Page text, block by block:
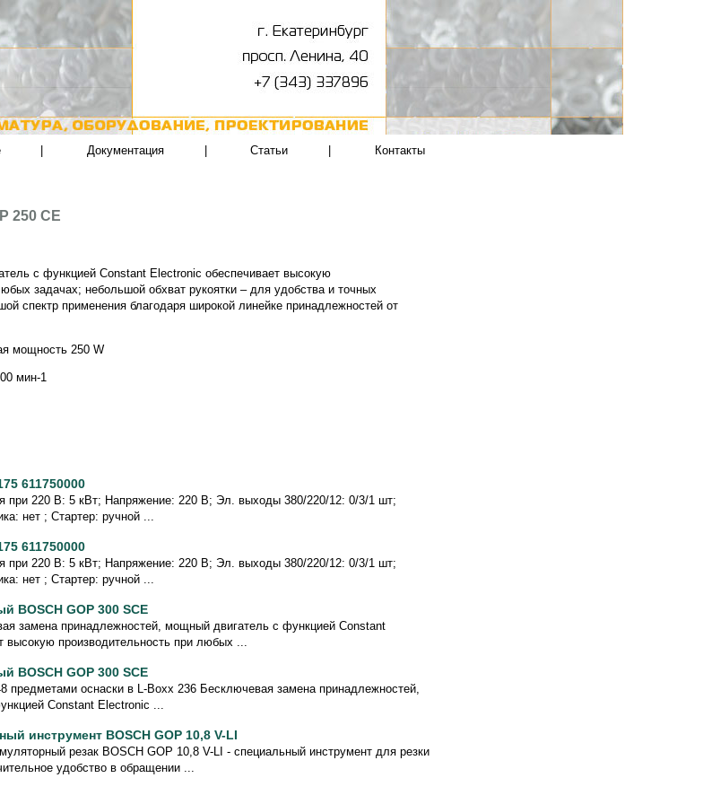
Документация Статьи Контакты
250 CE
с функцией Constant Electronic обеспечивает высокую
задачах; небольшой обхват рукоятки – для удобства и точных
спектр применения благодаря широкой линейке принадлежностей от
мощность 250 W
мин-1
611750000
при 220 В: 5 кВт; Напряжение: 220 В; Эл. выходы 380/220/12: 0/3/1 шт;
нет ; Стартер: ручной ...
611750000
при 220 В: 5 кВт; Напряжение: 220 В; Эл. выходы 380/220/12: 0/3/1 шт;
нет ; Стартер: ручной ...
BOSCH GOP 300 SCE
замена принадлежностей, мощный двигатель с функцией Constant
высокую производительность при любых ...
BOSCH GOP 300 SCE
оснаски в L-Boxx 236 Бесключевая замена принадлежностей,
Constant Electronic ...
инструмент BOSCH GOP 10,8 V-LI
резак BOSCH GOP 10,8 V-LI - cпециальный инструмент для резки
удобство в обращении ...